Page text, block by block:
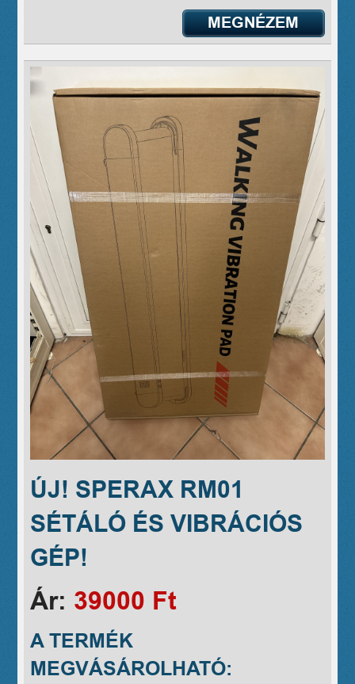
MEGNÉZEM
ÚJ! SPERAX RM01
SÉTÁLÓ ÉS VIBRÁCIÓS
GÉP!
Ár: 39000 Ft
A TERMÉK
MEGVÁSÁROLHATÓ: